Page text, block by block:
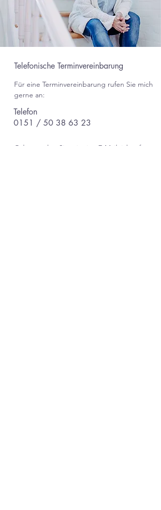
Telefon
0151 / 50 38 63 23
Telefonische Terminvereinbarung
Für eine Terminvereinbarung rufen Sie mich
gerne an:
Oder senden Sie mir eine E-Mail, ich rufe